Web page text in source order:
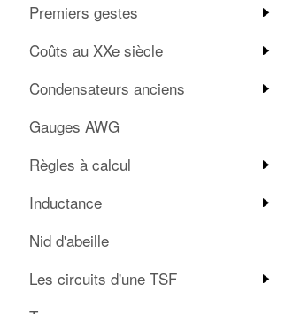
Premiers gestes
Coûts au XXe siècle
Condensateurs anciens
Gauges AWG
Règles à calcul
Inductance
Nid d'abeille
Les circuits d'une TSF